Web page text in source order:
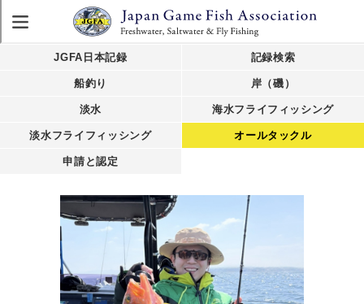
JGFA日本記録 記録検索
船釣り 岸（磯）
淡水 海水フライフィッシング
淡水フライフィッシング オールタックル
申請と認定